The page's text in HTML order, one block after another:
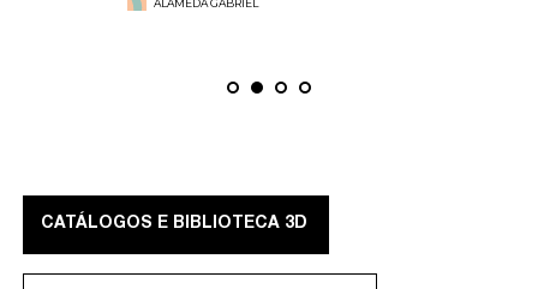
ALAMEDA GABRIEL
CATÁLOGOS E BIBLIOTECA 3D